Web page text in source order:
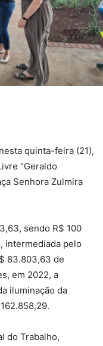
quinta-feira (21),
“Geraldo
Senhora Zulmira
sendo R$ 100
intermediada pelo
83.803,63 de
em 2022, a
iluminação da
do Trabalho,